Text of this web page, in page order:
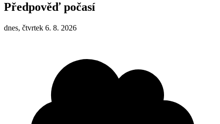
Předpověď počasí
dnes, čtvrtek 6. 8. 2026